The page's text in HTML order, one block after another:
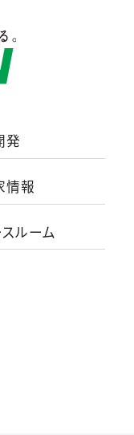
発
情報
ルーム